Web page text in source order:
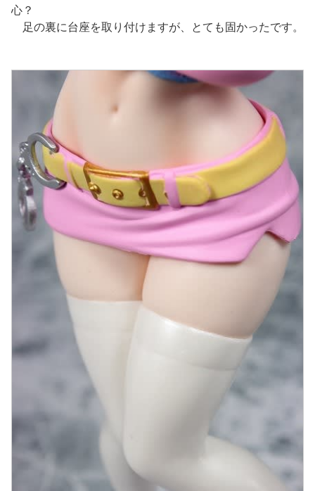
心？
足の裏に台座を取り付けますが、とても固かったです。